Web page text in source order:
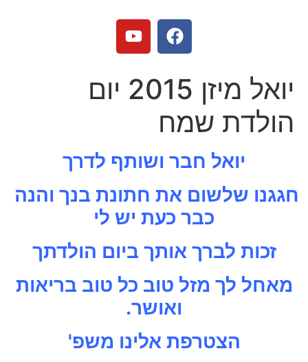
יואל מיזן 2015 יום
הולדת שמח
יואל חבר ושותף לדרך
חגגנו שלשום את חתונת בנך והנה
כבר כעת יש לי
זכות לברך אותך ביום הולדתך
מאחל לך מזל טוב כל טוב בריאות
ואושר.
הצטרפת אלינו משפ'